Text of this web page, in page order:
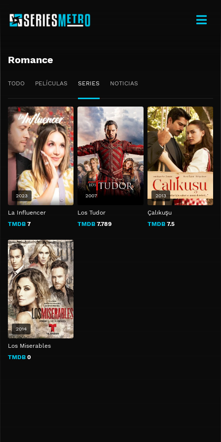
Romance
TODO PELÍCULAS SERIES NOTICIAS
La Influencer
TMDB 7
2023
Los Tudor
TMDB 7.789
2007
Çalıkuşu
TMDB7.5
2013
Los Miserables
TMDB 0
2014